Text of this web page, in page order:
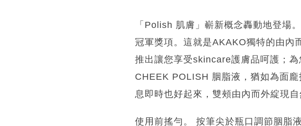
「Polish 肌膚」嶄新概念轟動地登場
冠軍獎項。這就是AKAKO獨特的由內
推出讓您享受skincare護膚品呵護；
CHEEK POLISH 胭脂液，猶如為面
息即時也好起來，雙頰由內而外綻現自
使用前搖勻。 按筆尖於瓶口調節胭脂